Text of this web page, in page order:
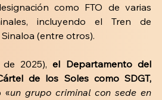
como FTO de varias
incluyendo el Tren de
(entre otros).
de 2025), el Departamento del
de los Soles como SDGT,
«un grupo criminal con sede en